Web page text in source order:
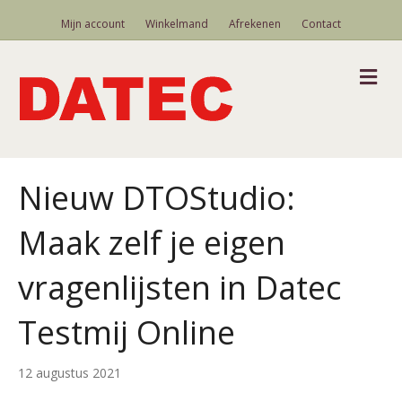
Mijn account Winkelmand Afrekenen Contact
Nieuw DTOStudio:
Maak zelf je eigen
vragenlijsten in Datec
Testmij Online
12 augustus 2021